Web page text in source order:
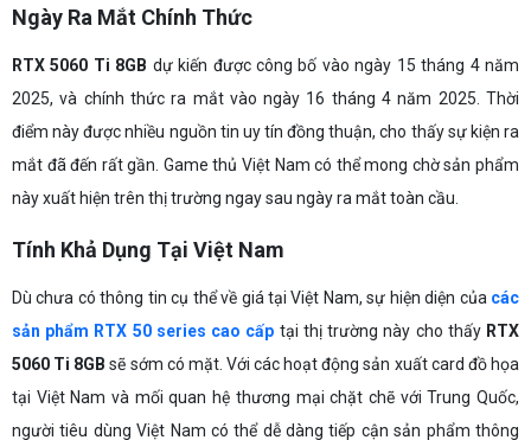
Ngày Ra Mắt Chính Thức
RTX 5060 Ti 8GB dự kiến được công bố vào ngày 15 tháng 4 năm
2025, và chính thức ra mắt vào ngày 16 tháng 4 năm 2025. Thời
điểm này được nhiều nguồn tin uy tín đồng thuận, cho thấy sự kiện ra
mắt đã đến rất gần. Game thủ Việt Nam có thể mong chờ sản phẩm
này xuất hiện trên thị trường ngay sau ngày ra mắt toàn cầu.
Tính Khả Dụng Tại Việt Nam
Dù chưa có thông tin cụ thể về giá tại Việt Nam, sự hiện diện của các
sản phẩm RTX 50 series cao cấp tại thị trường này cho thấy RTX
5060 Ti 8GB sẽ sớm có mặt. Với các hoạt động sản xuất card đồ họa
tại Việt Nam và mối quan hệ thương mại chặt chẽ với Trung Quốc,
người tiêu dùng Việt Nam có thể dễ dàng tiếp cận sản phẩm thông